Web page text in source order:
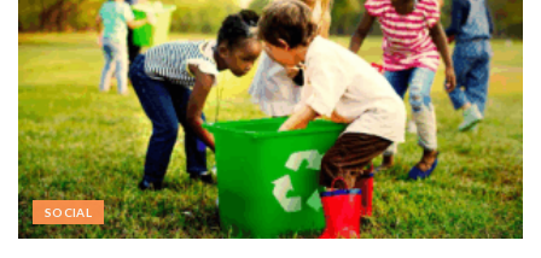
SOCIAL